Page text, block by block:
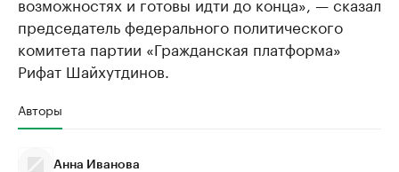
председатель федерального политического
комитета партии «Гражданская платформа»
Рифат Шайхутдинов.
Авторы
Анна Иванова